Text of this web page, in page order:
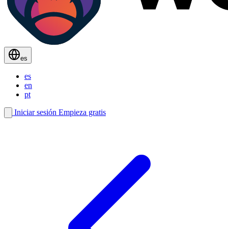
es
es
en
pt
Iniciar sesión Empieza gratis